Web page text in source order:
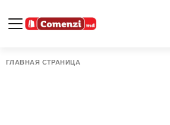
ГЛАВНАЯ СТРАНИЦА